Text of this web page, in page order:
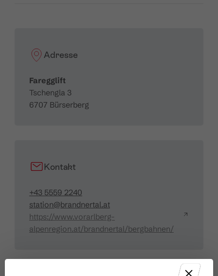
Adresse
Faregglift
Tschengla 3
6707 Bürserberg
Kontakt
+43 5559 2240
station@brandnertal.at
https://www.vorarlberg-
alpenregion.at/brandnertal/bergbahnen/